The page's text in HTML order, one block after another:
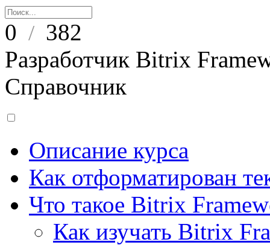
0 / 382
Разработчик Bitrix
Справочник
Описание курса
Как отформатирован
Что такое Bitrix
Как изучать Bitrix